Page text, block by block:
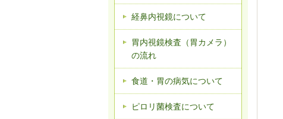
経鼻内視鏡について
胃内視鏡検査（胃カメラ）
の流れ
食道・胃の病気について
ピロリ菌検査について